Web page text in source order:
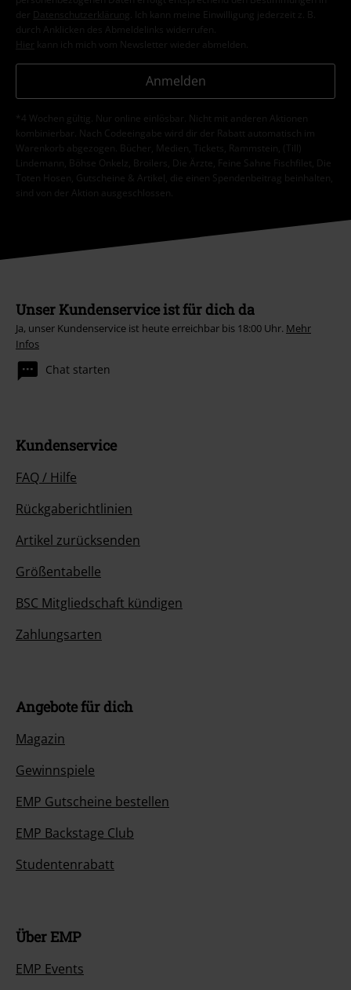
der
Datenschutzerklärung
. Ich kann meine Einwilligung jederzeit z. B.
durch Anklicken des Abmeldelinks widerrufen.
Hier kann ich mich vom Newsletter wieder abmelden.
Anmelden
*4 Wochen gültig. Nur online einlösbar. Nicht mit anderen Aktionen
kombinierbar. Nach Codeeingabe wird dir der Rabatt automatisch im
Warenkorb abgezogen. Bücher, Medien, Tickets, Rammstein, (Till)
Lindemann, Böhse Onkelz, Broilers, Die Ärzte, Feine Sahne Fischfilet, Die
Toten Hosen, Gutscheine & Artikel, die einen Spendenbeitrag beinhalten,
sind von der Aktion ausgeschlossen.
Unser Kundenservice ist für dich da
Ja, unser Kundenservice ist heute erreichbar bis 18:00 Uhr. Mehr
Infos
Chat starten
Kundenservice
FAQ / Hilfe
Rückgaberichtlinien
Artikel zurücksenden
Größentabelle
BSC Mitgliedschaft kündigen
Zahlungsarten
Angebote für dich
Magazin
Gewinnspiele
EMP Gutscheine bestellen
EMP Backstage Club
Studentenrabatt
Über EMP
EMP Events